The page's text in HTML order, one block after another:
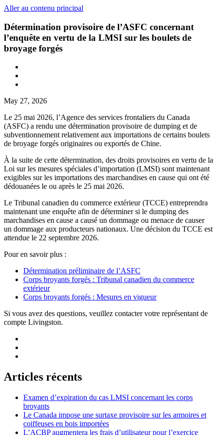
Aller au contenu principal
Détermination provisoire de l’ASFC concernant
l’enquête en vertu de la LMSI sur les boulets de
broyage forgés
May 27, 2026
Le 25 mai 2026, l’Agence des services frontaliers du Canada
(ASFC) a rendu une détermination provisoire de dumping et de
subventionnement relativement aux importations de certains boulets
de broyage forgés originaires ou exportés de Chine.
À la suite de cette détermination, des droits provisoires en vertu de la
Loi sur les mesures spéciales d’importation (LMSI) sont maintenant
exigibles sur les importations des marchandises en cause qui ont été
dédouanées le ou après le 25 mai 2026.
Le Tribunal canadien du commerce extérieur (TCCE) entreprendra
maintenant une enquête afin de déterminer si le dumping des
marchandises en cause a causé un dommage ou menace de causer
un dommage aux producteurs nationaux. Une décision du TCCE est
attendue le 22 septembre 2026.
Pour en savoir plus :
Détermination préliminaire de l’ASFC
Corps broyants forgés : Tribunal canadien du commerce
extérieur
Corps broyants forgés : Mesures en vigueur
Si vous avez des questions, veuillez contacter votre représentant de
compte Livingston.
Articles récents
Examen d’expiration du cas LMSI concernant les corps
broyants
Le Canada impose une surtaxe provisoire sur les armoires et
coiffeuses en bois importées
L’ACBP augmentera les frais d’utilisateur pour l’exercice